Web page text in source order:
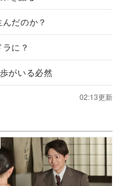
んだのか？
に？
がいる必然
02:13更新